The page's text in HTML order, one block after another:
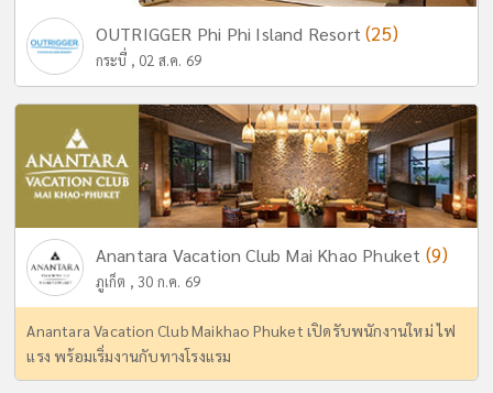
OUTRIGGER Phi Phi Island Resort(25)
กระบี่ , 02 ส.ค. 69
Anantara Vacation Club Mai Khao Phuket (9)
ภูเก็ต , 30 ก.ค. 69
Anantara Vacation Club Maikhao Phuket เปิดรับพนักงานใหม่ ไฟ
แรง พร้อมเริ่มงานกับทางโรงแรม